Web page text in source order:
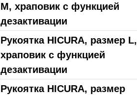
M, храповик с функцией
дезактивации
Рукоятка HICURA, размер L,
храповик с функцией
дезактивации
Рукоятка HICURA, размер